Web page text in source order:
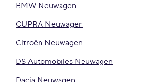
BMW Neuwagen
CUPRA Neuwagen
Citroën Neuwagen
DS Automobiles Neuwagen
Dacia Neuwagen